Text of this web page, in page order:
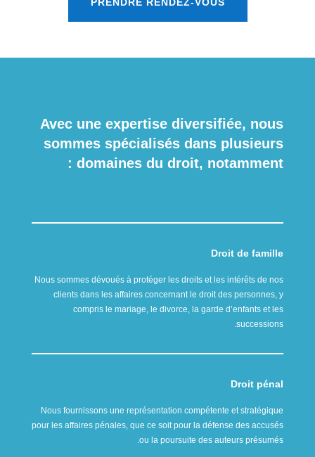
Avec une expertise diversifiée, nous
sommes spécialisés dans plusieurs
domaines du droit, notamment :
Droit de famille
Nous sommes dévoués à protéger les droits et les intérêts de nos
clients dans les affaires concernant le droit des personnes, y
compris le mariage, le divorce, la garde d’enfants et les
successions.
Droit pénal
Nous fournissons une représentation compétente et stratégique
pour les affaires pénales, que ce soit pour la défense des accusés
ou la poursuite des auteurs présumés.